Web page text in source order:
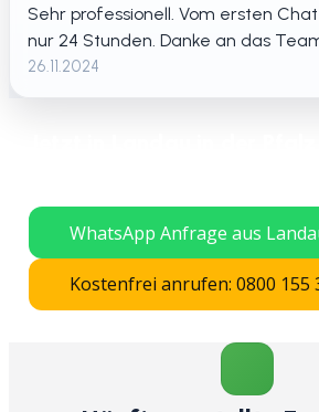
Sehr professionell. Vom ersten
nur 24 Stunden. Danke an das
26.11.2024
WhatsApp Anfrage aus
Kostenfrei anrufen: 0800 155